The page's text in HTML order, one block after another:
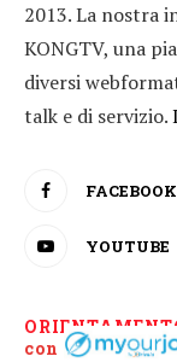
2013. La nostra
KONGTV, una
diversi
talk e di servizio.
FACEBOOK
YOUTUBE
con